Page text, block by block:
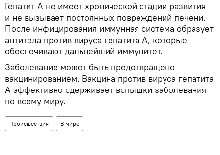
Гепатит A не имеет хронической стадии развития
и не вызывает постоянных повреждений печени.
После инфицирования иммунная система образует
антитела против вируса гепатита A, которые
обеспечивают дальнейший иммунитет.
Заболевание может быть предотвращено
вакцинированием. Вакцина против вируса гепатита
A эффективно сдерживает вспышки заболевания
по всему миру.
Происшествия В мире